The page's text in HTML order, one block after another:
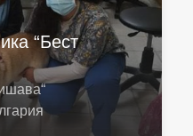
“Бест